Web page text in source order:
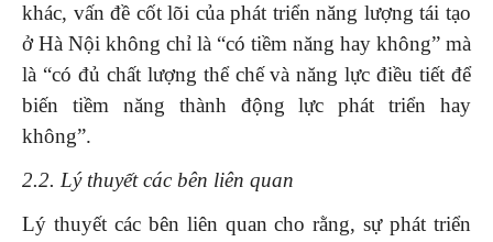
khác, vấn đề cốt lõi của phát triển năng lượng tái tạo
ở Hà Nội không chỉ là “có tiềm năng hay không” mà
là “có đủ chất lượng thể chế và năng lực điều tiết để
biến tiềm năng thành động lực phát triển hay
không”.
2.2. Lý thuyết các bên liên quan
Lý thuyết các bên liên quan cho rằng, sự phát triển